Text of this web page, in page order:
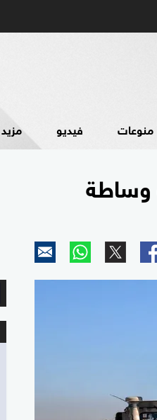
منوعات فيديو مزيد
وساطة